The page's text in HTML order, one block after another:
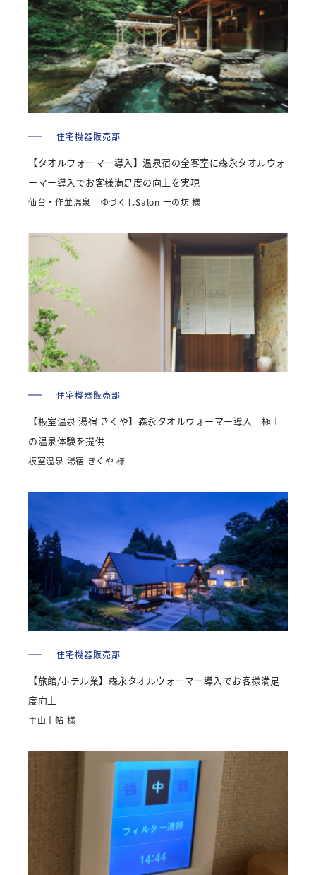
住宅機器販売部
【タオルウォーマー導入】温泉宿の全客室に森永タオルウォ
ーマー導入でお客様満足度の向上を実現
仙台・作並温泉 ゆづくしSalon 一の坊 様
住宅機器販売部
【板室温泉 湯宿 きくや】森永タオルウォーマー導入｜極上
の温泉体験を提供
板室温泉 湯宿 きくや 様
住宅機器販売部
【旅館/ホテル業】森永タオルウォーマー導入でお客様満足
度向上
里山十帖 様